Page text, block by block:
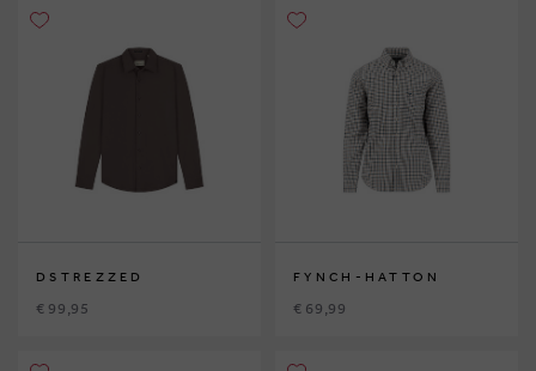
DSTREZZED
€ 99,95
FYNCH-HATTON
€ 69,99